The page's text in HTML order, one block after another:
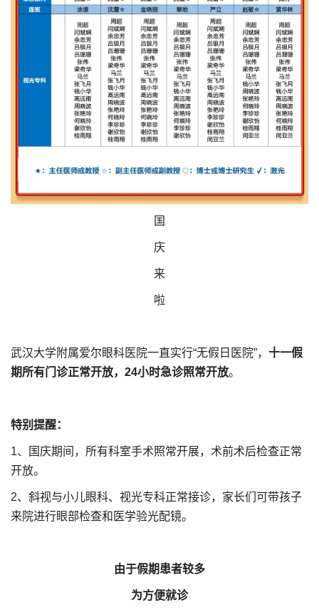
国
庆
来
啦
武汉大学附属爱尔眼科医院一直实行“无假日医院”， 十一假
期所有门诊正常开放，24小时急诊照常开放。
特别提醒：
1、国庆期间，所有科室手术照常开展，术前术后检查正常
开放。
2、斜视与小儿眼科、视光专科正常接诊，家长们可带孩子
来院进行眼部检查和医学验光配镜。
由于假期患者较多
为方便就诊